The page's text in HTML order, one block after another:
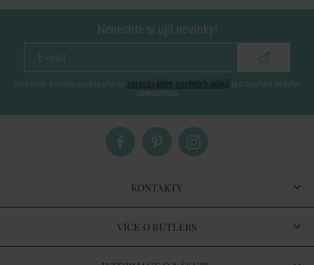
Nenechte si ujít novinky!
vložením e-mailu souhlasíte se zpracováním osobních údajů pro zasílání našeho
newsletteru
KONTAKTY
VÍCE O BUTLERS